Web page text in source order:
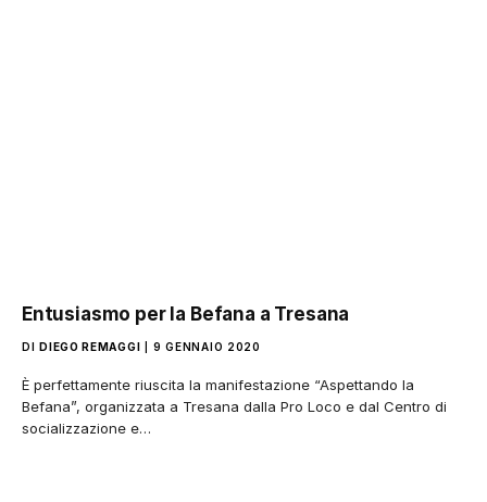
Entusiasmo per la Befana a Tresana
DI DIEGO REMAGGI 9 GENNAIO 2020
È perfettamente riuscita la manifestazione “Aspettando la
Befana”, organizzata a Tresana dalla Pro Loco e dal Centro di
socializzazione e…